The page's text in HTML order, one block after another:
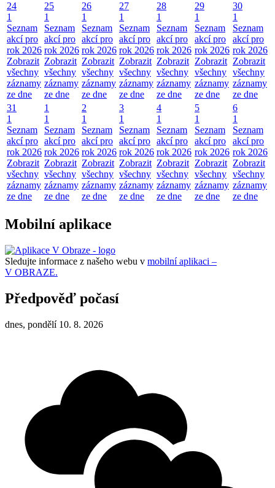
24
1
Seznam
akcí pro
rok 2026
Zobrazit
všechny
záznamy
ze dne
25
1
Seznam
akcí pro
rok 2026
Zobrazit
všechny
záznamy
ze dne
26
1
Seznam
akcí pro
rok 2026
Zobrazit
všechny
záznamy
ze dne
27
1
Seznam
akcí pro
rok 2026
Zobrazit
všechny
záznamy
ze dne
28
1
Seznam
akcí pro
rok 2026
Zobrazit
všechny
záznamy
ze dne
29
1
Seznam
akcí pro
rok 2026
Zobrazit
všechny
záznamy
ze dne
30
1
Seznam
akcí pro
rok 2026
Zobrazit
všechny
záznamy
ze dne
31
1
Seznam
akcí pro
rok 2026
Zobrazit
všechny
záznamy
ze dne
1
1
Seznam
akcí pro
rok 2026
Zobrazit
všechny
záznamy
ze dne
2
1
Seznam
akcí pro
rok 2026
Zobrazit
všechny
záznamy
ze dne
3
1
Seznam
akcí pro
rok 2026
Zobrazit
všechny
záznamy
ze dne
4
1
Seznam
akcí pro
rok 2026
Zobrazit
všechny
záznamy
ze dne
5
1
Seznam
akcí pro
rok 2026
Zobrazit
všechny
záznamy
ze dne
6
1
Seznam
akcí pro
rok 2026
Zobrazit
všechny
záznamy
ze dne
Mobilní aplikace
Sledujte informace z našeho webu v mobilní aplikaci –
V OBRAZE.
Předpověď počasí
dnes, pondělí 10. 8. 2026